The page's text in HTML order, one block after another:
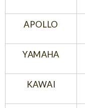
APOLLO
YAMAHA
KAWAI